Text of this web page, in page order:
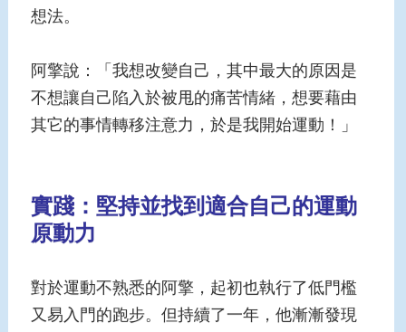
想法。
阿擎說：「我想改變自己，其中最大的原因是
不想讓自己陷入於被甩的痛苦情緒，想要藉由
其它的事情轉移注意力，於是我開始運動！」
實踐：堅持並找到適合自己的運動
原動力
對於運動不熟悉的阿擎，起初也執行了低門檻
又易入門的跑步。但持續了一年，他漸漸發現